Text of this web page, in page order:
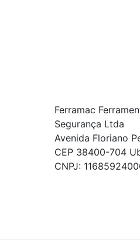
Ferramac
Segurança Ltda
Avenida Floriano
CEP 38400-704
CNPJ: